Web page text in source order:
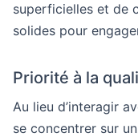
superficielles et de
solides pour
Priorité à la
Au lieu d’interagir
se concentrer sur